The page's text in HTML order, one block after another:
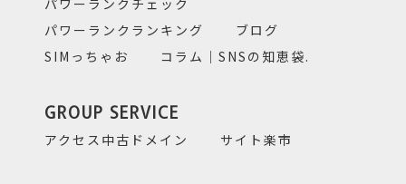
パワーランクチェック
パワーランクランキング
ブログ
SIMっちゃお
コラム｜SNSの知恵袋.
GROUP SERVICE
アクセス中古ドメイン サイト楽市